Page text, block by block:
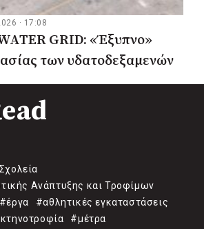
· 17:08
GRID: «Έξυπνο»
των υδατοδεξαμενών
Ανάπτυξης και Τροφίμων
#έργα
#αθλητικές εγκαταστάσεις
#μέτρα